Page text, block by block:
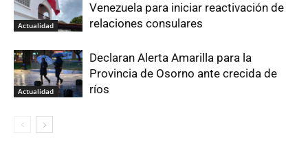
Actualidad
Venezuela para iniciar reactivación de
relaciones consulares
Actualidad
Declaran Alerta Amarilla para la
Provincia de Osorno ante crecida de
ríos